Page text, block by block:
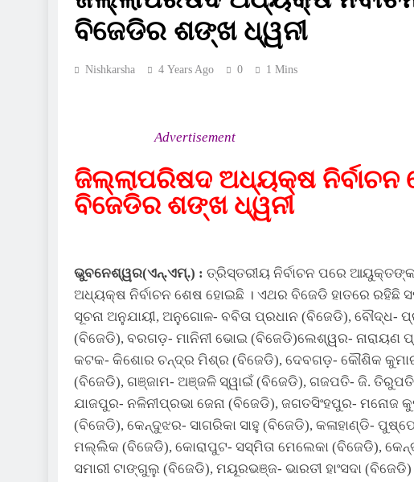
ବିଜେଡିର ଶଙ୍ଖ ଧ୍ୱନୀ
Nishkarsha 4 Years Ago 0 1 Mins
Advertisement
ଜିଲ୍ଲାପରିଷଦ ଅଧ୍ୟକ୍ଷ ନିର୍ବାଚନ
ବିଜେଡିର ଶଙ୍ଖ ଧ୍ୱନୀ
ଭୁବନେଶ୍ୱର(ଏନ୍‌.ଏମ୍‌.) : ତ୍ରିସ୍ତରୀୟ ନିର୍ବାଚନ ପରେ ଆୟୁକ୍ତଙ୍କ
ଅଧ୍ୟକ୍ଷ ନିର୍ବାଚନ ଶେଷ ହୋଇଛି । ଏଥର ବିଜେଡି ହାତରେ
ସୂଚନା ଅନୁଯାୟୀ, ଅନୁଗୋଳ- ବବିତା ପ୍ରଧାନ (ବିଜେଡି), ବୌଦ୍ଧ-
(ବିଜେଡି), ବରଗଡ଼- ମାନିନୀ ଭୋଇ (ବିଜେଡି)ଲେଶ୍ୱର- ନାରାୟଣ
କଟକ- କିଶୋର ଚନ୍ଦ୍ର ମିଶ୍ର (ବିଜେଡି), ଦେବଗଡ଼- କୌଶିକ କୁମାର
(ବିଜେଡି), ଗଞ୍ଜାମ- ଅଞ୍ଜଳି ସ୍ୱାଇଁ (ବିଜେଡି), ଗଜପତି- ଜି. ତିରୁପତି
ଯାଜପୁର- ନଳିନୀପ୍ରଭା ଜେନା (ବିଜେଡି), ଜଗତସିଂହପୁର- ମନୋଜ
(ବିଜେଡି), କେନ୍ଦୁଝର- ସାଗରିକା ସାହୁ (ବିଜେଡି), କଳାହାଣ୍ଡି-
ମଲ୍ଲିକ (ବିଜେଡି), କୋରାପୁଟ- ସସ୍ମିତା ମେଲେକା (ବିଜେଡି),
ସମାରୀ ଟାଙ୍ଗୁଲୁ (ବିଜେଡି), ମୟୂରଭଞ୍ଜ- ଭାରତୀ ହାଂସଦା